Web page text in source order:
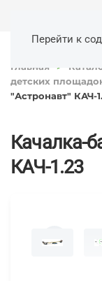
Перейти к
Главная
детских
"Астронавт" КАЧ-
Качалка-
КАЧ-1.23